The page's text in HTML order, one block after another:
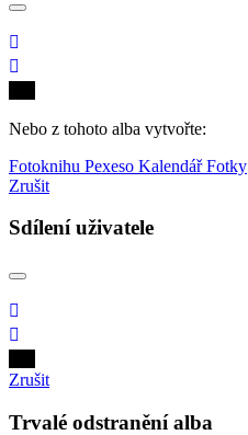
Nebo z tohoto alba vytvořte:
Fotoknihu Pexeso KalendářFotky
Zrušit
Sdílení uživatele
Zrušit
Trvalé odstranění alba